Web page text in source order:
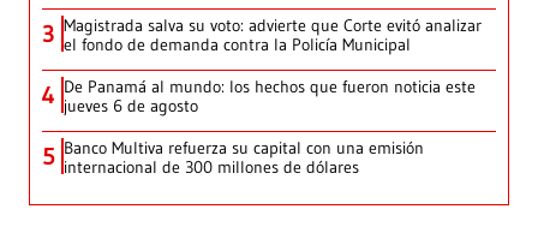
3 Magistrada salva su voto: advierte que Corte evitó analizar
el fondo de demanda contra la Policía Municipal
4 De Panamá al mundo: los hechos que fueron noticia este
jueves 6 de agosto
5 Banco Multiva refuerza su capital con una emisión
internacional de 300 millones de dólares